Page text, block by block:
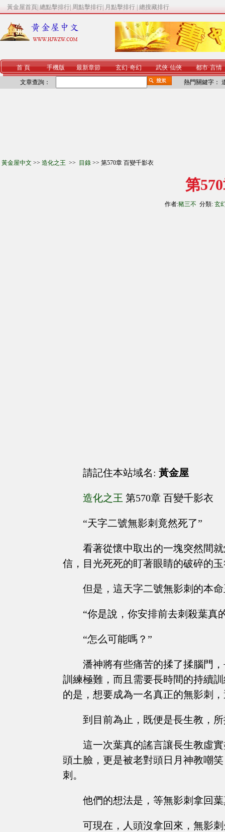
黃金屋首頁 總點擊排行 周點擊排行 月點擊排行 總搜藏排行
首 頁 手機版 最新章節 玄幻·奇幻 武俠·仙俠 都市·言情
文章查詢： 熱門關鍵字：
黃金屋中文 >> 造化之王 >> 目錄 >> 第570章 百變千影衣
第
作者:豬三不 分類: 玄
請記住本站域名: 黃金屋
造化之王 第570章 百變千影衣
“天字二號無影刺竟然死了”
看著從懷中取出的一塊突然間
信，目光死死的盯著眼睛的破碎的
但是，這天字二號無影刺的本
“你是說，你安排前去刺殺葉真
“怎么可能嗎？”
潘神將有些痛苦的揉了揉腦門
訓練極難，而且需要長時間的持續
的是，想要成為一名真正的無影刺
到目前為止，既便是長生教，
這一次葉真的謠言讓長生教虛
頭土臉，更是被老對頭日月神教嘲
刺。
他們的想法是，等無影刺拿回
可現在，人頭沒拿回來，無影